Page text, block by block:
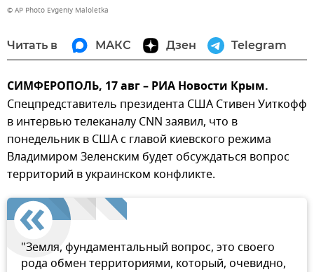
© AP Photo Evgeniy Maloletka
Читать в МАКС Дзен Telegram
СИМФЕРОПОЛЬ, 17 авг – РИА Новости Крым.
Спецпредставитель президента США Стивен Уиткофф
в интервью телеканалу CNN заявил, что в
понедельник в США с главой киевского режима
Владимиром Зеленским будет обсуждаться вопрос
территорий в украинском конфликте.
"Земля, фундаментальный вопрос, это своего
рода обмен территориями, который, очевидно,